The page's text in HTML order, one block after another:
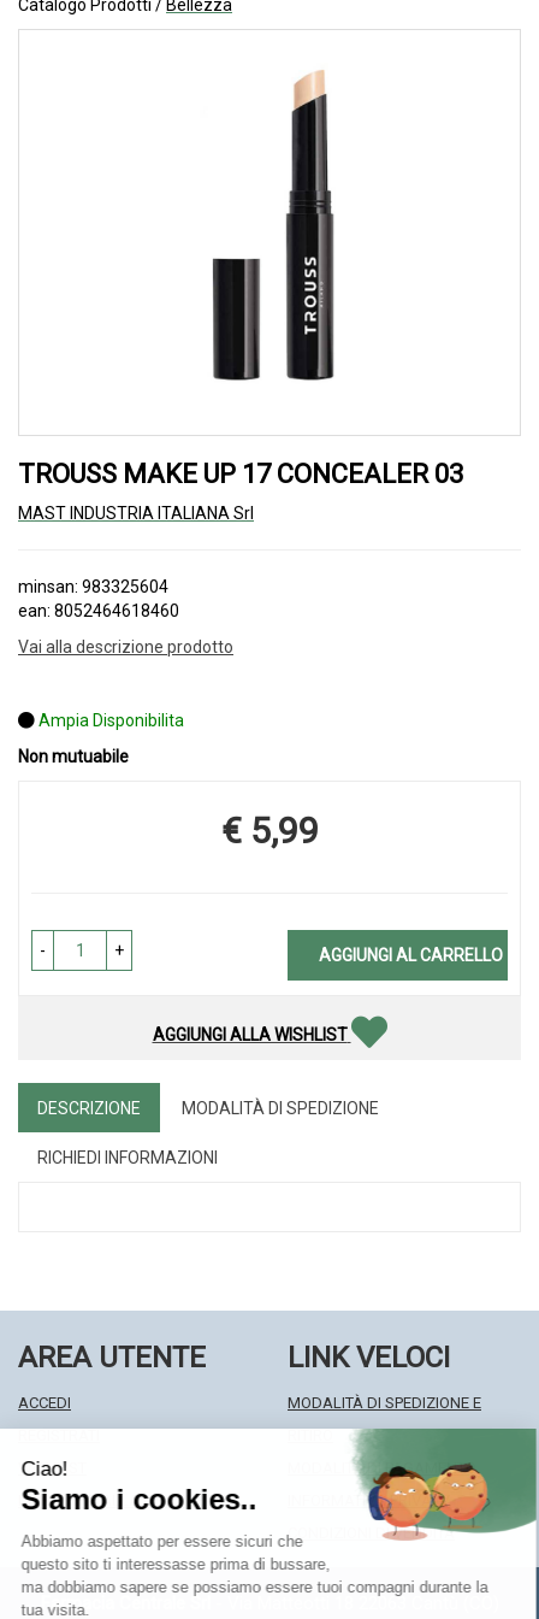
Catalogo Prodotti / Bellezza
TROUSS MAKE UP 17 CONCEALER 03
MAST INDUSTRIA ITALIANA Srl
minsan: 983325604
ean: 8052464618460
Vai alla descrizione prodotto
Ampia Disponibilita
Non mutuabile
Prezzo
€ 5,99
- + AGGIUNGI AL CARRELLO
AGGIUNGI ALLA WISHLIST
DESCRIZIONE MODALITÀ DI SPEDIZIONE
RICHIEDI INFORMAZIONI
AREA UTENTE
ACCEDI
WISHLIST
ISCRIZIONE ALLA NEWSLETTER
LINK VELOCI
MODALITÀ DI SPEDIZIONE E
MODALITÀ DI PAGAMENTO
INFORMATIVA PRIVACY
CONDIZIONI DI VENDITA
Farmacia Centrale Srl